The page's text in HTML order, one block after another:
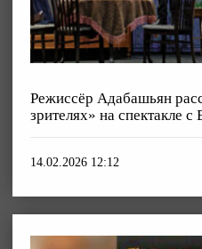
Режиссёр Адабашьян
зрителях» на спектакле
14.02.2026 12:12